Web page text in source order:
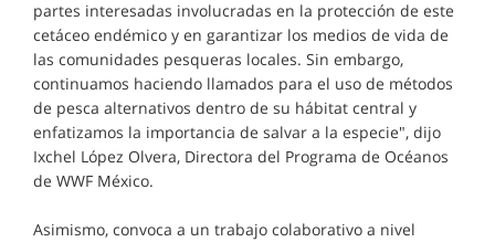
partes interesadas involucradas en la protección de este
cetáceo endémico y en garantizar los medios de vida de
las comunidades pesqueras locales. Sin embargo,
continuamos haciendo llamados para el uso de métodos
de pesca alternativos dentro de su hábitat central y
enfatizamos la importancia de salvar a la especie", dijo
Ixchel López Olvera, Directora del Programa de Océanos
de WWF México.
Asimismo, convoca a un trabajo colaborativo a nivel